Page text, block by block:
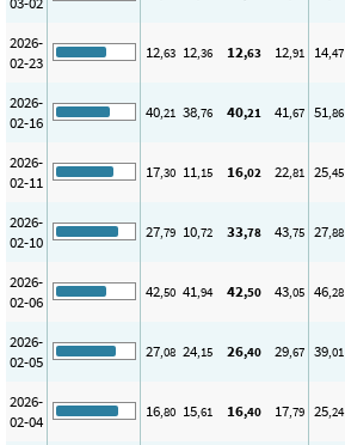
2026-
02-23
12,63 12,36 12,63 12,91 14,47
2026-
02-16
40,21 38,76 40,21 41,67 51,86
2026-
02-11
17,30 11,15 16,02 22,81 25,45
2026-
02-10
27,79 10,72 33,78 43,75 27,88
2026-
02-06
42,50 41,94 42,50 43,05 46,28
2026-
02-05
27,08 24,15 26,40 29,67 39,01
2026-
02-04
16,80 15,61 16,40 17,79 25,24